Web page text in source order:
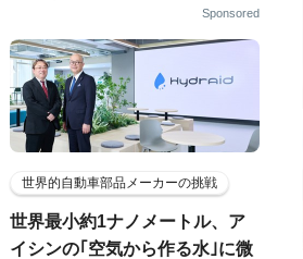
Sponsored
世界的自動車部品メーカーの挑戦
世界最小約1ナノメートル、ア
イシンの｢空気から作る水｣に微